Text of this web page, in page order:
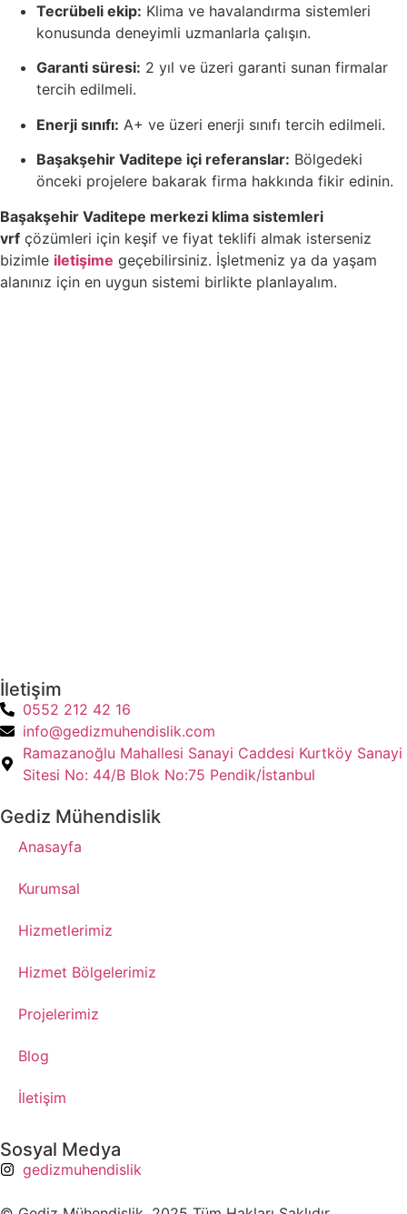
Tecrübeli ekip: Klima ve havalandırma sistemleri
konusunda deneyimli uzmanlarla çalışın.
Garanti süresi: 2 yıl ve üzeri garanti sunan firmalar
tercih edilmeli.
Enerji sınıfı: A+ ve üzeri enerji sınıfı tercih edilmeli.
Başakşehir Vaditepe içi referanslar: Bölgedeki
önceki projelere bakarak firma hakkında fikir edinin.
Başakşehir Vaditepe merkezi klima sistemleri
vrf çözümleri için keşif ve fiyat teklifi almak isterseniz
bizimle iletişime geçebilirsiniz. İşletmeniz ya da yaşam
alanınız için en uygun sistemi birlikte planlayalım.
İletişim
0552 212 42 16
info@gedizmuhendislik.com
Ramazanoğlu Mahallesi Sanayi Caddesi Kurtköy Sanayi
Sitesi No: 44/B Blok No:75 Pendik/İstanbul
Gediz Mühendislik
Anasayfa
Kurumsal
Hizmetlerimiz
Hizmet Bölgelerimiz
Projelerimiz
Blog
İletişim
Sosyal Medya
gedizmuhendislik